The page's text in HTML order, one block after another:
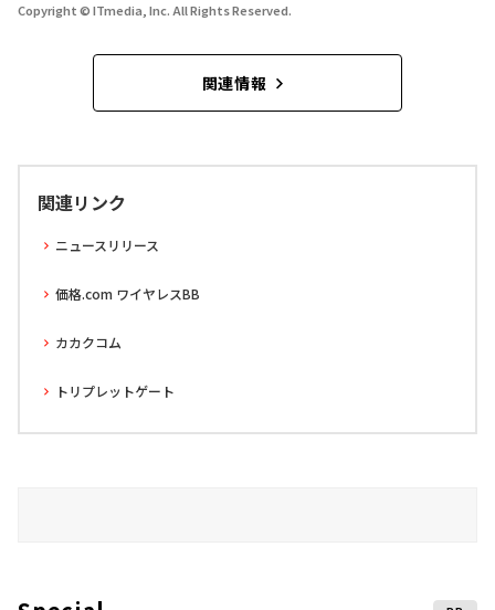
Copyright © ITmedia, Inc. All Rights Reserved.
関連情報
関連リンク
ニュースリリース
価格.com ワイヤレスBB
カカクコム
トリプレットゲート